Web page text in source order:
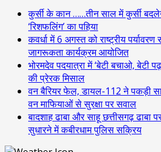
कुर्सी के कान ……तीन साल में कुर्सी
‘रिशफलिंग’ का पहिया
कवर्धा में 6 अगस्त को राष्ट्रीय
जागरूकता कार्यक्रम आयोजित
भोरमदेव पदयात्रा में ‘बेटी बचाओ, बेटी
की प्रेरक मिसाल
वन बैरियर फेल, डायल-112 ने पकड़ी
वन माफियाओं से सुरक्षा पर सवाल
बादशाह ढाबा और साहू छत्तीसगढ़ ढाबा
सुधारने में कबीरधाम पुलिस सक्रिय